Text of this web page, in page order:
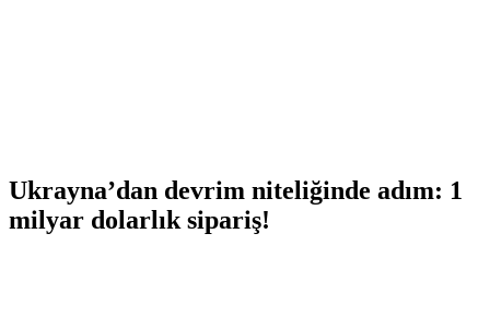
Ukrayna’dan devrim niteliğinde adım: 1
milyar dolarlık sipariş!